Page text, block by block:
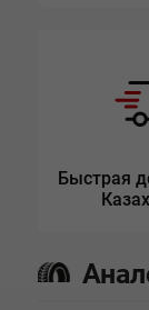
Быстрая